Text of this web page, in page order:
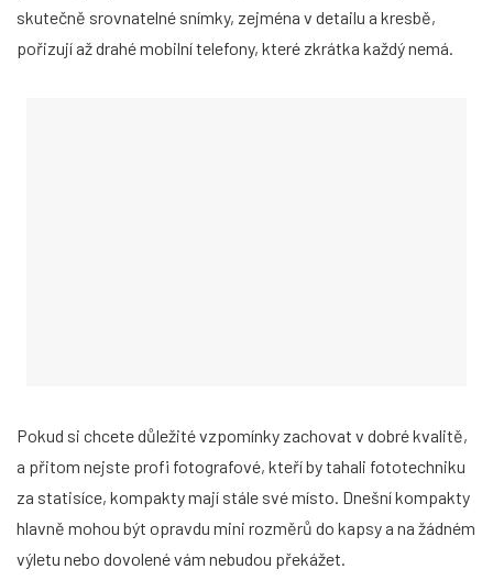
skutečně srovnatelné snímky, zejména v detailu a kresbě,
pořizují až drahé mobilní telefony, které zkrátka každý nemá.
Pokud si chcete důležité vzpomínky zachovat v dobré kvalitě,
a přitom nejste profi fotografové, kteří by tahali fototechniku
za statisíce, kompakty mají stále své místo. Dnešní kompakty
hlavně mohou být opravdu mini rozměrů do kapsy a na žádném
výletu nebo dovolené vám nebudou překážet.